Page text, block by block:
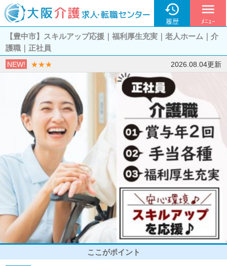

履歴
menu
ﾒﾆｭｰ
【豊中市】スキルアップ応援｜福利厚生充実｜老人ホーム｜介
護職｜正社員
NEW! ★★★ 2026.08.04更新
ここがポイント